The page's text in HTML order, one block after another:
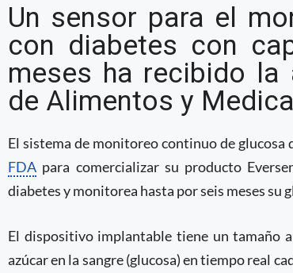
Dispositivo que
glucosa en
Un sensor para el
con diabetes con
meses ha recibido la
de Alimentos y
El sistema de monitoreo continuo de
FDA para comercializar su producto
diabetes y monitorea hasta por seis meses su
El dispositivo implantable tiene un tamaño
azúcar en la sangre (glucosa) en tiempo real